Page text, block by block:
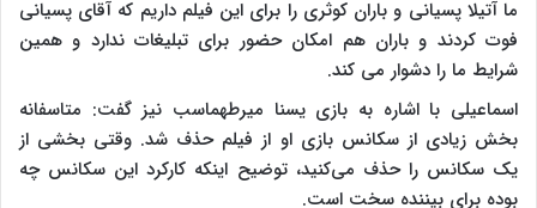
ما آتیلا پسیانی و باران کوثری را برای این فیلم داریم که آقای پسیانی
فوت کردند و باران هم امکان حضور برای تبلیغات ندارد و همین
شرایط ما را دشوار می کند.
اسماعیلی با اشاره به بازی یسنا میرطهماسب نیز گفت: متاسفانه
بخش زیادی از سکانس بازی او از فیلم حذف شد. وقتی بخشی از
یک سکانس را حذف می‌کنید، توضیح اینکه کارکرد این سکانس چه
بوده برای بیننده سخت است.